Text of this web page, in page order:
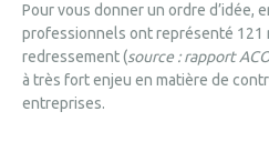
Pour vous donner un ordre d’idée,
professionnels ont représenté 121
redressement (source : rapport
à très fort enjeu en matière de
entreprises.